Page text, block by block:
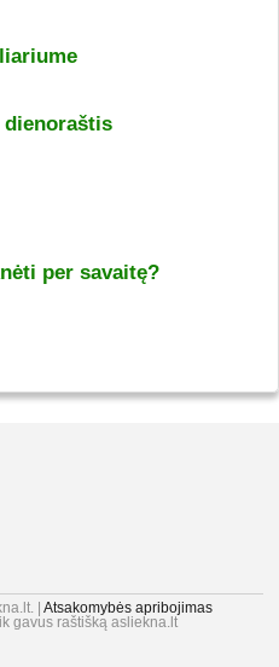
dienoraštis
per savaitę?
|Atsakomybės apribojimas
gavus raštišką asliekna.lt